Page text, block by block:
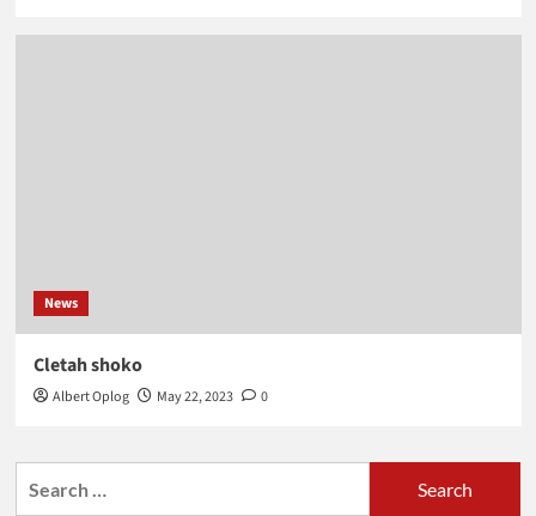
News
Cletah shoko
Albert Oplog May 22, 2023 0